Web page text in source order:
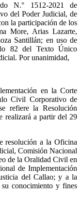
N.° 1512-2021 de
del Poder Judicial, de
la participación de los
More, Arias Lazarte,
Santillán; en uso de
82 del Texto Único
Por unanimidad,
en la Corte
Civil Corporativo de
refiere la Resolución
realizará a partir del 29
resolución a la Oficina
Comisión Nacional
de la Oralidad Civil en
de Implementación
del Callao; y a la
conocimiento y fines